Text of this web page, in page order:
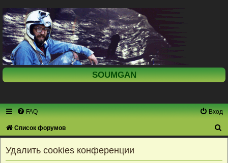
SOUMGAN
FAQ Вход
Список форумов
Удалить cookies конференции